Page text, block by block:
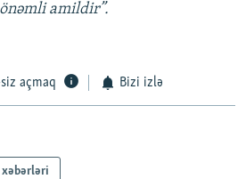
amildir”.
açmaq Bizi izlə
xəbərləri